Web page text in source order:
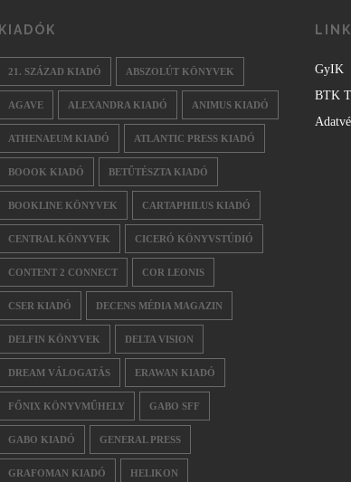
KIADÓK
21. SZÁZAD KIADÓ ABSZOLÚT KÖNYVEK
AGAVE ALEXANDRA KIADÓ ANIMUS KIADÓ
ATHENAEUM KIADÓ ATLANTIC PRESS KIADÓ
BOOOK KIADÓ BETŰTÉSZTA KIADÓ
BOOKLINE KÖNYVEK CARTAPHILUS KIADÓ
CENTRAL KÖNYVEK CICERÓ KÖNYVSTÚDIÓ
CONTENT 2 CONNECT COR LEONIS
CSER KIADÓ DECENS MÉDIA MAGAZIN
DELFIN KÖNYVEK DELTA VISION
DREAM VÁLOGATÁS ERAWAN KIADÓ
FŐNIX KÖNYVMŰHELY GABO SFF
GABO KIADÓ GENERAL PRESS
GRAFOMAN KIADÓ HELIKON
GyIK
BTK